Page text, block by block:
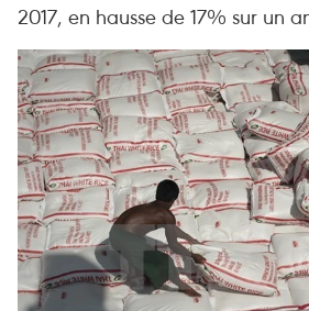
2017, en hausse de 17% sur un